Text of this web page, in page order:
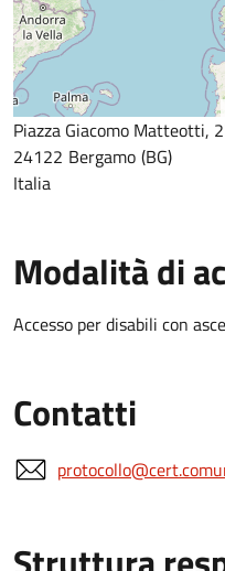
Piazza Giacomo Matteotti,
24122 Bergamo BG
Italia
Modalità di
Accesso per disabili con
Contatti